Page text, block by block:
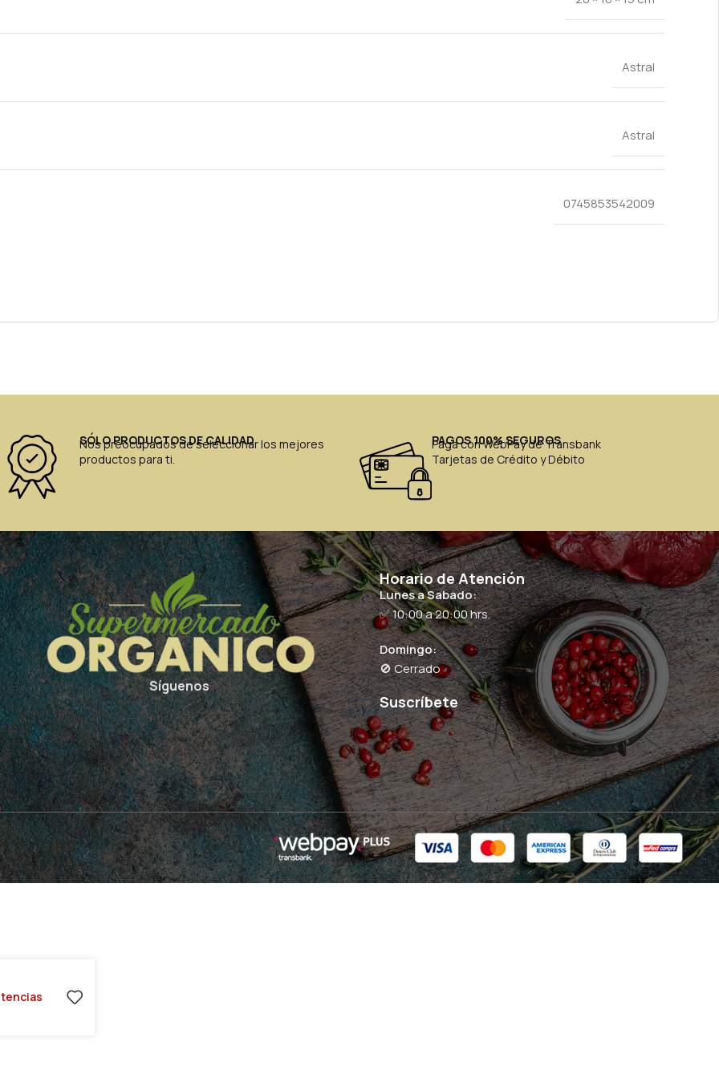
Astral
Astral
0745853542009
SÓLO PRODUCTOS DE CALIDAD
Nos preocupados de seleccionar los mejores
productos para ti.
PAGOS 100% SEGUROS
Paga con WebPay de Transbank
Tarjetas de Crédito y Débito
Síguenos
Horario de Atención
Lunes a Sabado:
✅ 10:00 a 20:00 hrs.
Domingo:
🚫 Cerrado
Suscríbete